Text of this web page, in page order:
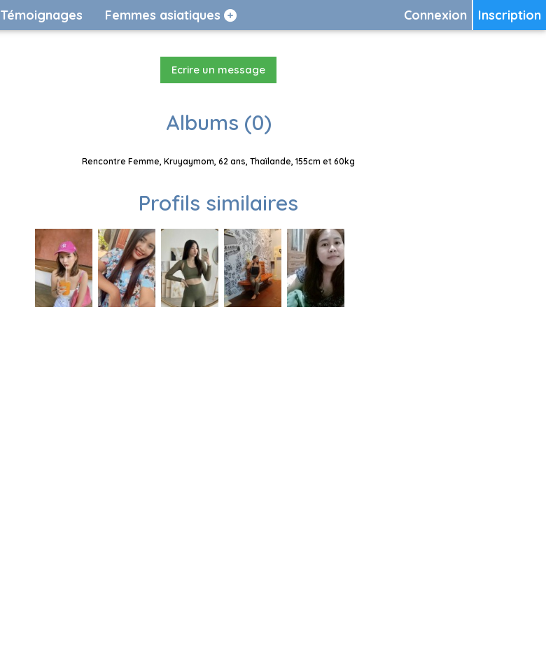
Inscription
Connexion
Témoignages Femmes asiatiques
Ecrire un message
Albums (0)
Rencontre Femme, Kruyaymom, 62 ans, Thaïlande, 155cm et 60kg
Profils similaires